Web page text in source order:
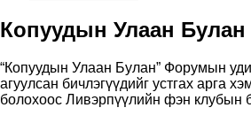
Копуудын Улаан Булан
“Копуудын Улаан Булан” Форумын
агуулсан бичлэгүүдийг устгах арга
болохоос Ливэрпүүлийн фэн клубын